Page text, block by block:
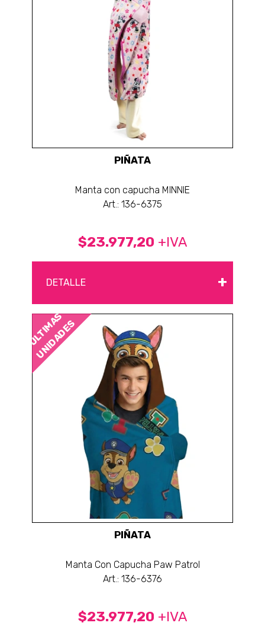
PIÑATA
Manta con capucha MINNIE
Art.: 136-6375
$23.977,20 +IVA
DETALLE +
ÚLTIMAS
UNIDADES
PIÑATA
Manta Con Capucha Paw Patrol
Art.: 136-6376
$23.977,20 +IVA